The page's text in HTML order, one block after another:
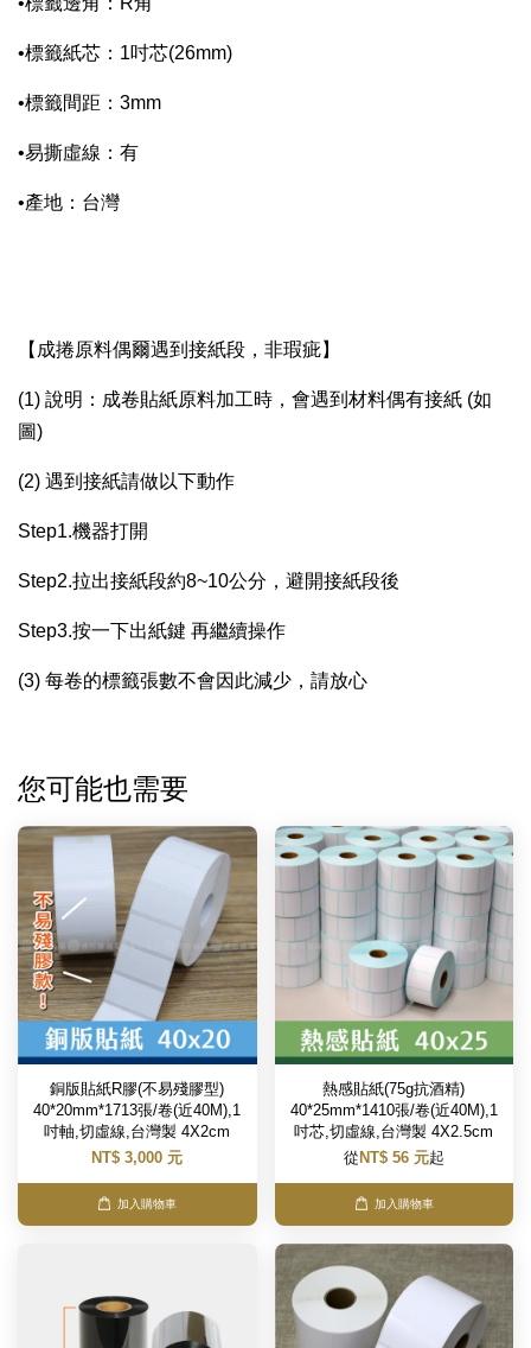
•標籤紙芯：1吋芯(26mm)
•標籤間距：3mm
•易撕虛線：有
•產地：台灣
【成捲原料偶爾遇到接紙段，非瑕疵】
(1) 說明：成卷貼紙原料加工時，會遇到材料偶有接紙 (如
圖)
(2) 遇到接紙請做以下動作
Step1.機器打開
Step2.拉出接紙段約8~10公分，避開接紙段後
Step3.按一下出紙鍵 再繼續操作
(3) 每卷的標籤張數不會因此減少，請放心
您可能也需要
銅版貼紙R膠(不易殘膠型)
40*20mm*1713張/卷(近40M),1
吋軸,切虛線,台灣製 4X2cm
NT$ 3,000 元
加入購物車
熱感貼紙(75g抗酒精)
40*25mm*1410張/卷(近40M),1
吋芯,切虛線,台灣製 4X2.5cm
從 NT$ 56 元起
加入購物車